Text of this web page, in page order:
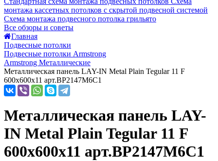
монтажа кассетных потолков с скрытой подвесной системой
Схема монтажа подвесного потолка грильято
Все обзоры и советы
Главная
Подвесные потолки
Подвесные потолки Armstrong
Armstrong Металлические
Металлическая панель LAY-IN Metal Plain Tegular 11 F
600x600x11 арт.BP2147M6C1
Металлическая панель LAY-
IN Metal Plain Tegular 11 F
600x600x11 арт.BP2147M6C1